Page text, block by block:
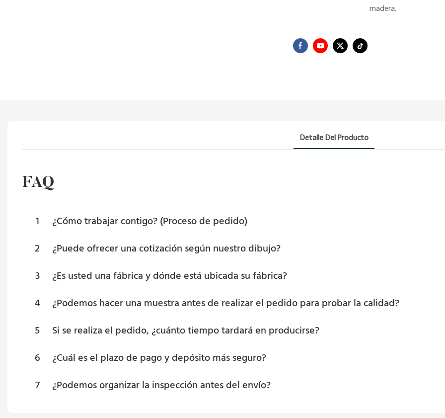
madera.
Detalle Del Producto
FAQ
1
¿Cómo trabajar contigo? (Proceso de pedido)
2
¿Puede ofrecer una cotización según nuestro dibujo?
3
¿Es usted una fábrica y dónde está ubicada su fábrica?
4
¿Podemos hacer una muestra antes de realizar el pedido para probar la calidad?
5
Si se realiza el pedido, ¿cuánto tiempo tardará en producirse?
6
¿Cuál es el plazo de pago y depósito más seguro?
7
¿Podemos organizar la inspección antes del envío?